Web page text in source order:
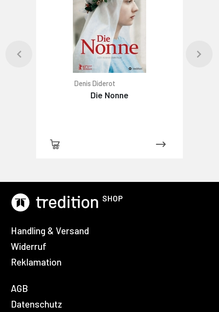
Denis Diderot
Die Nonne
Handling & Versand
Widerruf
Reklamation
AGB
Datenschutz